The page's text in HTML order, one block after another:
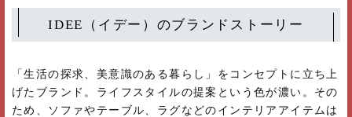
IDEE（イデー）のブランドストーリー
「生活の探求、美意識のある暮らし」をコンセプトに立ち上
げたブランド。ライフスタイルの提案という色が濃い。その
ため、ソファやテーブル、ラグなどのインテリアアイテムは